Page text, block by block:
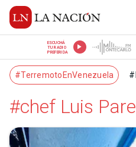
ESCUCHÁ
TU RADIO
PREFERIDA
#TerremotoEnVenezuela
#chef Luis